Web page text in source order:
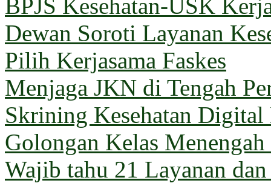
BPJS Kesehatan-USK
Dewan Soroti Layanan
Pilih Kerjasama Faskes
Menjaga JKN di Tengah
Skrining Kesehatan Digital
Golongan Kelas
Wajib tahu 21 Layanan